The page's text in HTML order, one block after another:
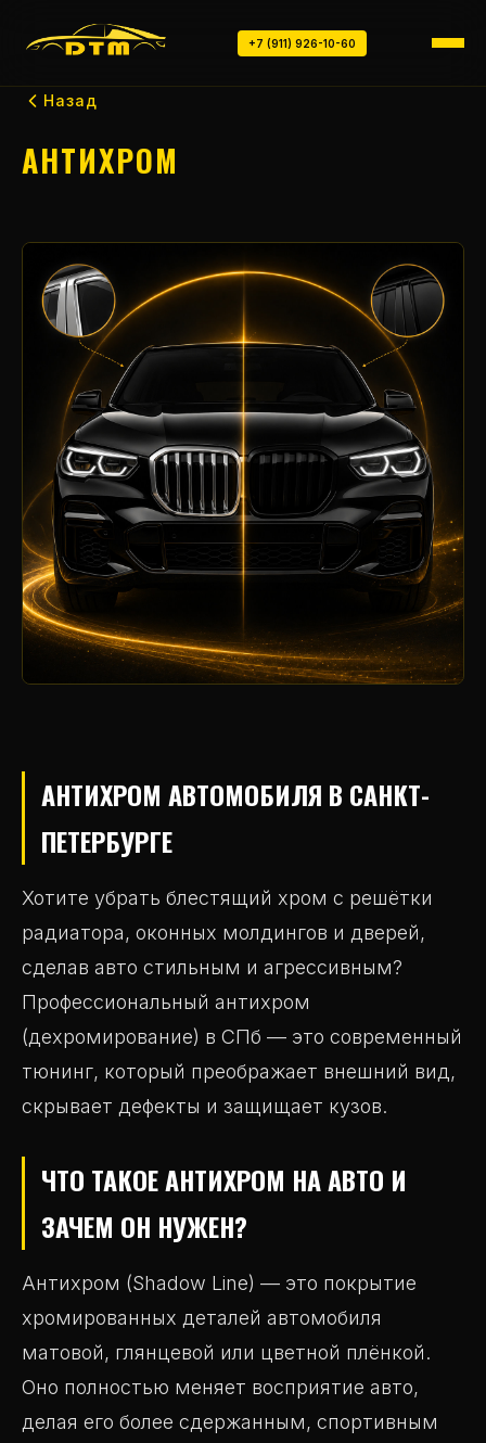
+7 (911) 926-10-60
Назад
АНТИХРОМ
АНТИХРОМ АВТОМОБИЛЯ В САНКТ-
ПЕТЕРБУРГЕ
Хотите убрать блестящий хром с решётки
радиатора, оконных молдингов и дверей,
сделав авто стильным и агрессивным?
Профессиональный антихром
(дехромирование) в СПб — это современный
тюнинг, который преображает внешний вид,
скрывает дефекты и защищает кузов.
ЧТО ТАКОЕ АНТИХРОМ НА АВТО И
ЗАЧЕМ ОН НУЖЕН?
Антихром (Shadow Line) — это покрытие
хромированных деталей автомобиля
матовой, глянцевой или цветной плёнкой.
Оно полностью меняет восприятие авто,
делая его более сдержанным, спортивным